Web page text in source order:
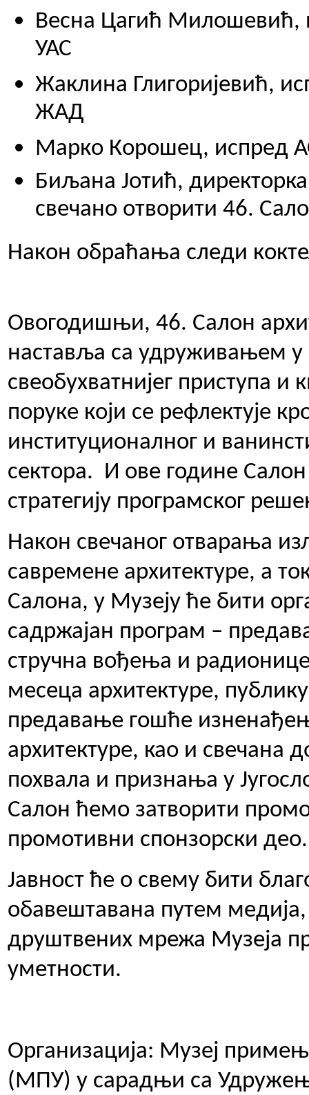
Весна Цагић Милошевић,
УАС
Жаклина Глигоријевић,
ЖАД
Марко Корошец, испред
Биљана Јотић,
свечано отворити 46.
Након обраћања следи
Овогодишњи, 46. Салон
наставља са удруживањем
свеобухватнијег приступа и
поруке који се рефлектује
институционалног и
сектора. И ове године Салон
стратегију програмског
Након свечаног отварања
савремене архитектуре, а
Салона, у Музеју ће бити
садржајан програм –
стручна вођења и
месеца архитектуре, публику
предавање гошће
архитектуре, као и свечана
похвала и признања у
Салон ћемо затворити
промотивни спонзорски део.
Јавност ће о свему бити
обавештавана путем медија,
друштвених мрежа Музеја
уметности.
Организација: Музеј
(МПУ) у сарадњи са